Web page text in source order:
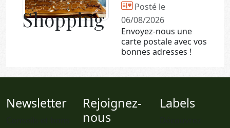
Shopping
Posté le
06/08/2026
Envoyez-nous une
carte postale avec vos
bonnes adresses !
Newsletter
Rejoignez-
nous
Labels